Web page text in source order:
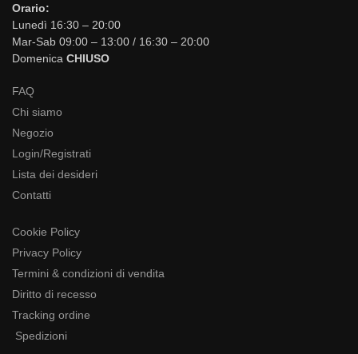
Orario:
Lunedì 16:30 – 20:00
Mar-Sab 09:00 – 13:00 / 16:30 – 20:00
Domenica CHIUSO
FAQ
Chi siamo
Negozio
Login/Registrati
Lista dei desideri
Contatti
Cookie Policy
Privacy Policy
Termini & condizioni di vendita
Diritto di recesso
Tracking ordine
Spedizioni